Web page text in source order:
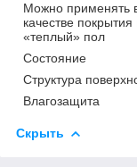
Можно применять
качестве покрытия
«теплый» пол
Состояние
Структура
Влагозащита
Скрыть